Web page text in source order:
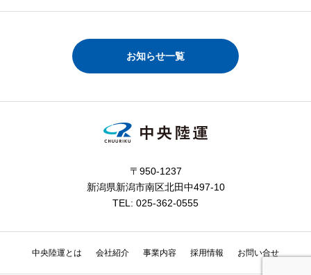
お知らせ一覧
〒950-1237
新潟県新潟市南区北田中497-10
TEL: 025-362-0555
中央陸運とは 会社紹介 事業内容 採用情報 お問い合せ